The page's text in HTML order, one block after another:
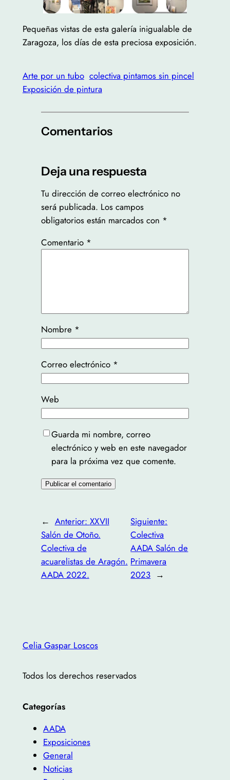
Pequeñas vistas de esta galería inigualable de
Zaragoza, los días de esta preciosa exposición.
Arte por un tubo colectiva pintamos sin pincel
Exposición de pintura
Comentarios
Deja una respuesta
Tu dirección de correo electrónico no
será publicada. Los campos
obligatorios están marcados con *
Comentario *
Nombre *
Correo electrónico *
Web
Guarda mi nombre, correo
electrónico y web en este navegador
para la próxima vez que comente.
← Anterior: XXVII
Salón de Otoño.
Colectiva de
acuarelistas de Aragón.
AADA 2022.
Siguiente:
Colectiva
AADA Salón de
Primavera
2023 →
Celia Gaspar Loscos
Todos los derechos reservados
Categorías
AADA
Exposiciones
General
Noticias